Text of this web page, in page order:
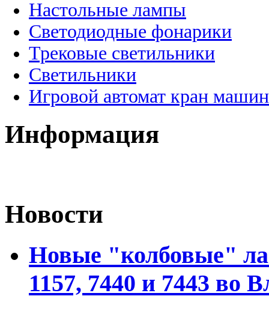
Настольные лампы
Светодиодные фонарики
Трековые светильники
Светильники
Игровой автомат кран
Информация
Новости
Новые "колбовые"
1157, 7440 и 7443 во